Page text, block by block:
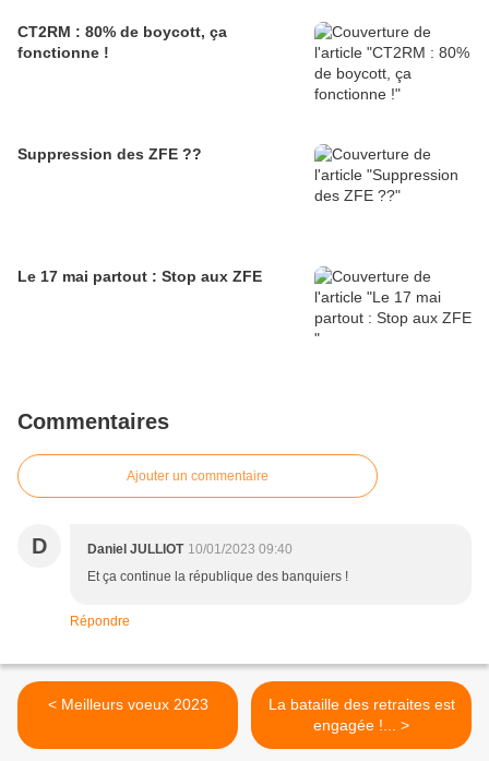
CT2RM : 80% de boycott, ça
fonctionne !
Suppression des ZFE ??
Le 17 mai partout : Stop aux ZFE
Commentaires
Ajouter un commentaire
D Daniel JULLIOT 10/01/2023 09:40
Et ça continue la république des banquiers !
Répondre
< Meilleurs voeux 2023
La bataille des retraites est
engagée !... >